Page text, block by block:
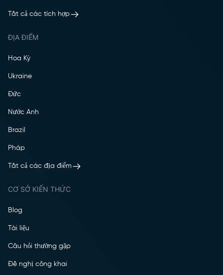
Tất cả các tích hợp
ĐỊA ĐIỂM
Hoa Kỳ
Ukraine
Đức
Nước Anh
Brazil
Pháp
Tất cả các địa điểm
CƠ SỞ KIẾN THỨC
Blog
Tài liệu
Câu hỏi thường gặp
Đề nghị công khai